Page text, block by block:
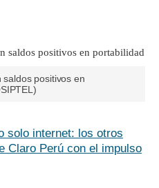
positivos en
solo internet: los otros
Claro Perú con el impulso